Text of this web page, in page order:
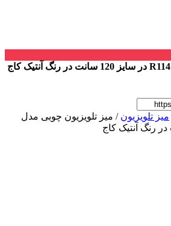
میز تلویزیون / میز تلویزیون چوبی مدل